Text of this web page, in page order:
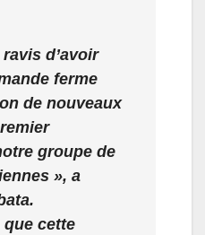
d’avoir
ferme
de nouveaux
groupe de
», a
.
que cette